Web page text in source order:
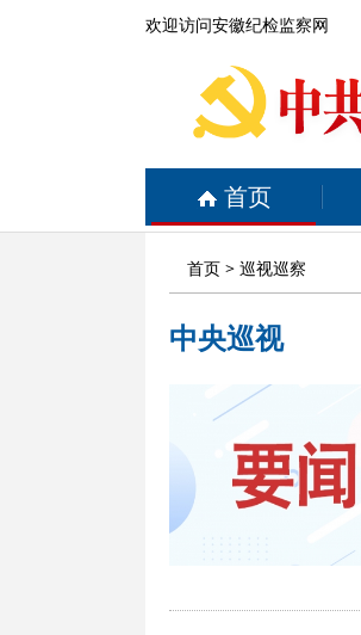
欢迎访问安徽纪检监察网
首页
首页 > 巡视巡察
中央巡视